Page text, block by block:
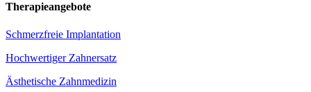
Therapieangebote
Schmerzfreie Implantation
Hochwertiger Zahnersatz
Ästhetische Zahnmedizin